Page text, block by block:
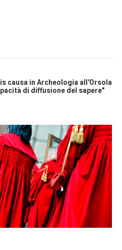
causa in Archeologia all'Orsola
di diffusione del sapere"